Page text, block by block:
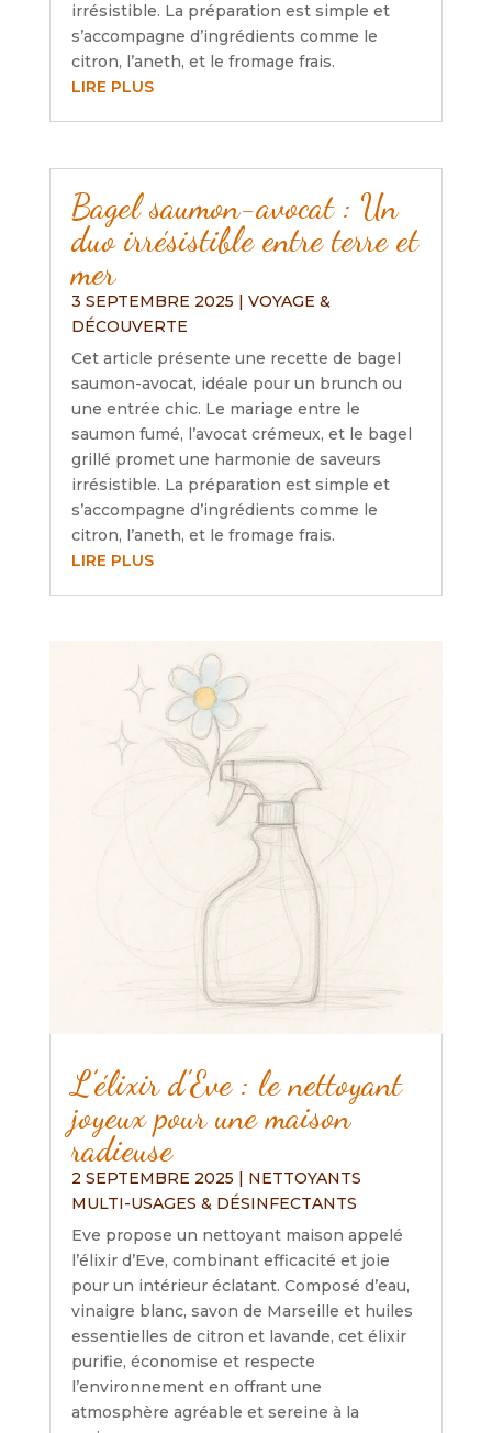
irrésistible. La préparation est simple et
s’accompagne d’ingrédients comme le
citron, l’aneth, et le fromage frais.
LIRE PLUS
Bagel saumon-avocat : Un
duo irrésistible entre terre et
mer
3 SEPTEMBRE 2025 | VOYAGE &
DÉCOUVERTE
Cet article présente une recette de bagel
saumon-avocat, idéale pour un brunch ou
une entrée chic. Le mariage entre le
saumon fumé, l’avocat crémeux, et le bagel
grillé promet une harmonie de saveurs
irrésistible. La préparation est simple et
s’accompagne d’ingrédients comme le
citron, l’aneth, et le fromage frais.
LIRE PLUS
L’élixir d’Eve : le nettoyant
joyeux pour une maison
radieuse
2 SEPTEMBRE 2025 | NETTOYANTS
MULTI-USAGES & DÉSINFECTANTS
Eve propose un nettoyant maison appelé
l’élixir d’Eve, combinant efficacité et joie
pour un intérieur éclatant. Composé d’eau,
vinaigre blanc, savon de Marseille et huiles
essentielles de citron et lavande, cet élixir
purifie, économise et respecte
l’environnement en offrant une
atmosphère agréable et sereine à la